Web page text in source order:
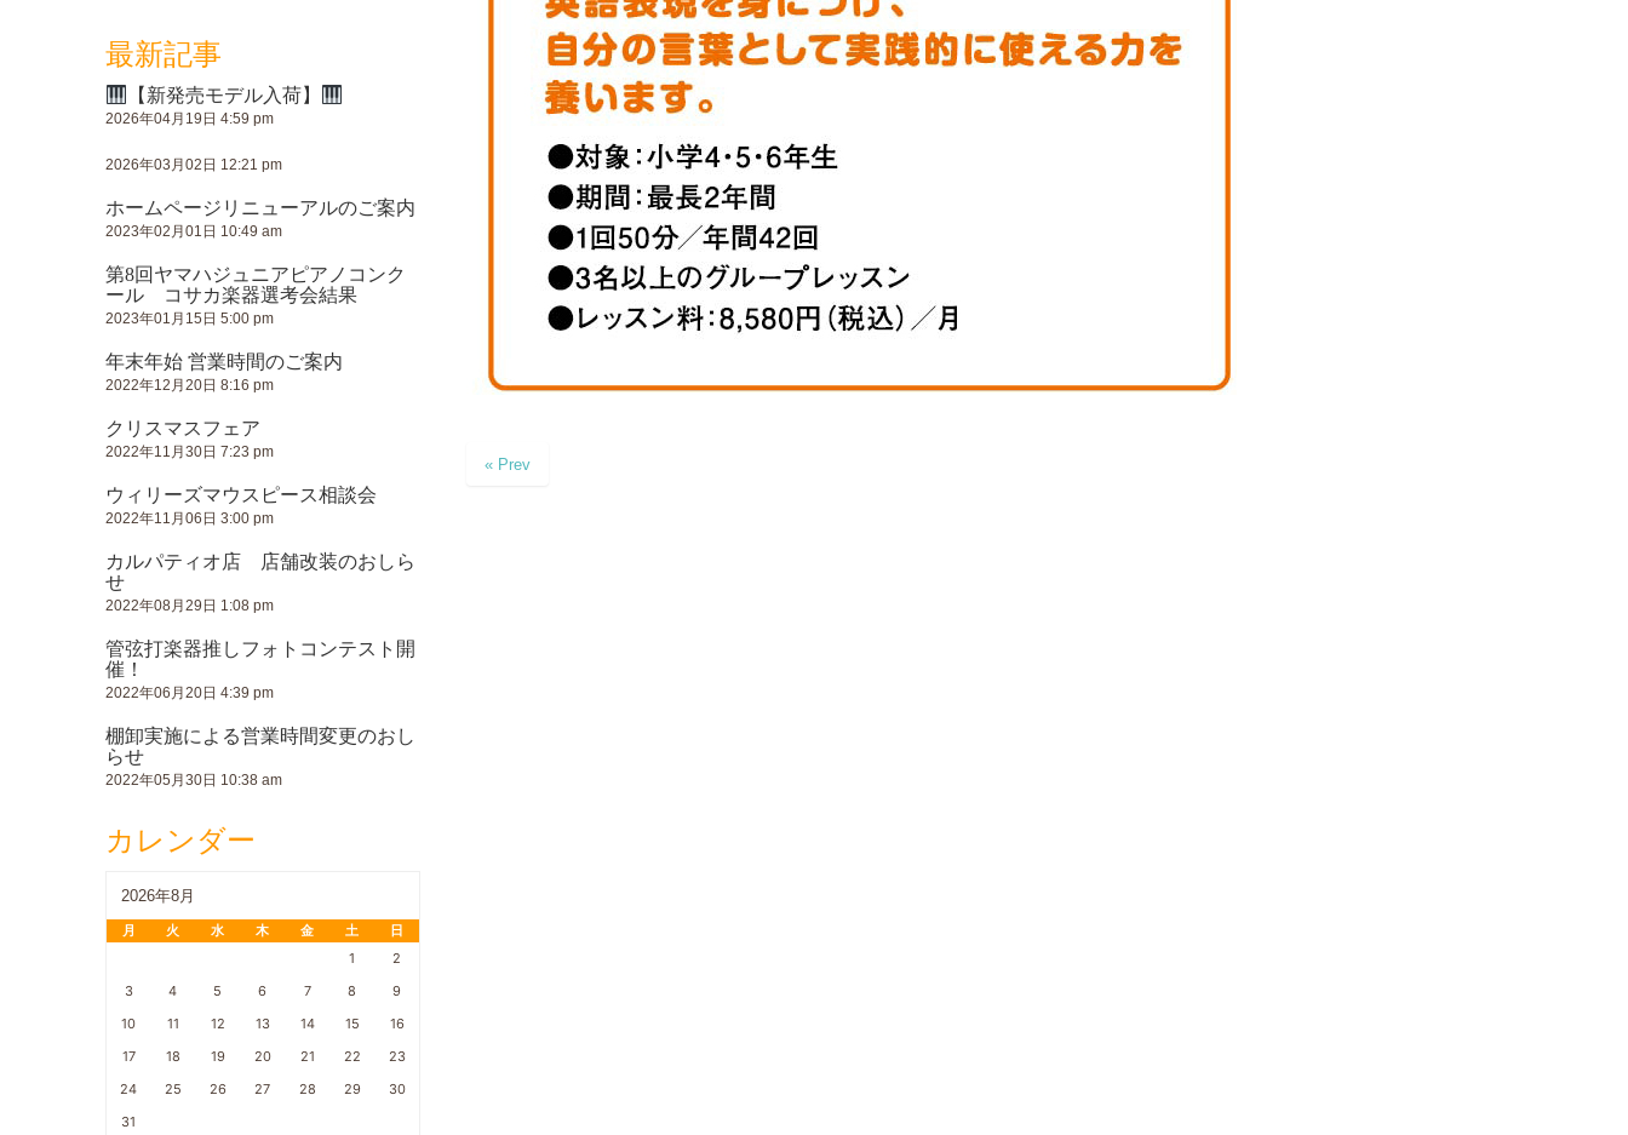
« Prev
最新記事
【新発売モデル入荷】
2026年04月19日 4:59 pm
2026年03月02日 12:21 pm
ホームページリニューアルのご案内
2023年02月01日 10:49 am
第8回ヤマハジュニアピアノコンク
ール コサカ楽器選考会結果
2023年01月15日 5:00 pm
年末年始 営業時間のご案内
2022年12月20日 8:16 pm
クリスマスフェア
2022年11月30日 7:23 pm
ウィリーズマウスピース相談会
2022年11月06日 3:00 pm
カルパティオ店 店舗改装のおしら
せ
2022年08月29日 1:08 pm
管弦打楽器推しフォトコンテスト開
催！
2022年06月20日 4:39 pm
棚卸実施による営業時間変更のおし
らせ
2022年05月30日 10:38 am
カレンダー
2026年8月
月 火 水 木 金 土
日
1
2
3
4 5 6 7 8
9
10
11 12 13 14 15
16
17
18 19 20 21 22
23
24
25 26 27 28 29
30
31